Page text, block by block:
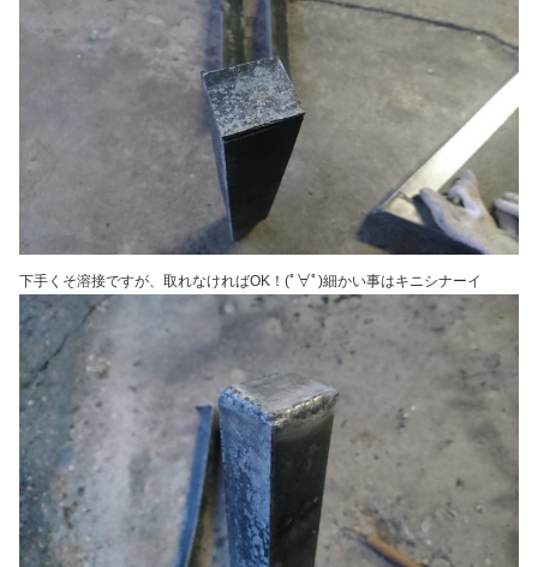
下手くそ溶接ですが、取れなければOK！(ﾟ∀ﾟ)細かい事はキニシナーイ